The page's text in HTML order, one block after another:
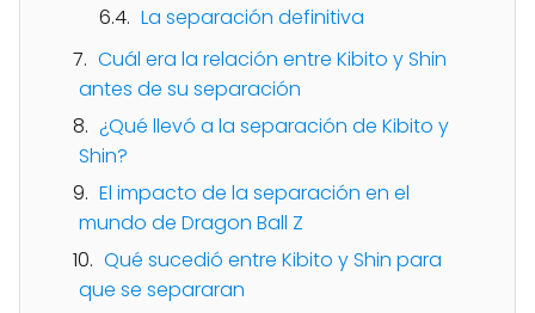
La separación definitiva
Cuál era la relación entre Kibito y Shin
antes de su separación
¿Qué llevó a la separación de Kibito y
Shin?
El impacto de la separación en el
mundo de Dragon Ball Z
Qué sucedió entre Kibito y Shin para
que se separaran